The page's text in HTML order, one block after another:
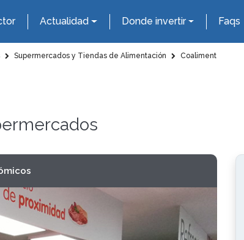
Actualidad Donde invertir Faqs
Supermercados y Tiendas de Alimentación Coaliment